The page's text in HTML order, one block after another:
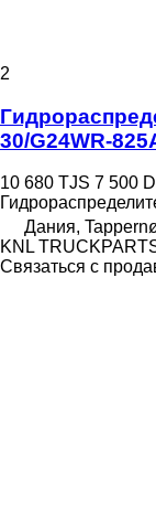
2
30/G24WR-
10 680 TJS 7 500
Дания,
KNL
Связаться с